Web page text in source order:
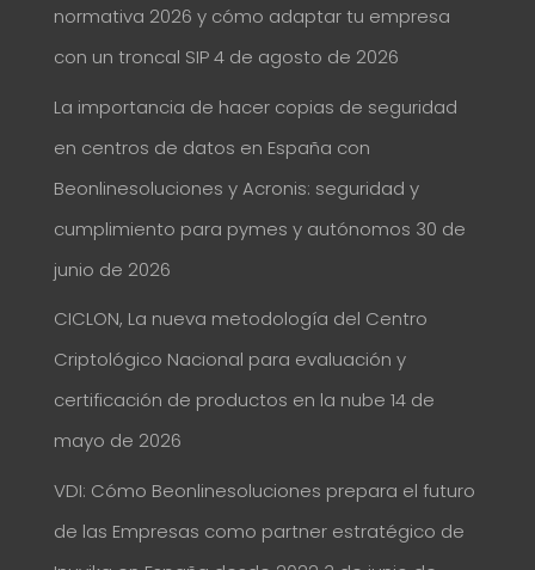
normativa 2026 y cómo adaptar tu empresa
con un troncal SIP 4 de agosto de 2026
La importancia de hacer copias de seguridad
en centros de datos en España con
Beonlinesoluciones y Acronis: seguridad y
cumplimiento para pymes y autónomos 30 de
junio de 2026
CICLON, La nueva metodología del Centro
Criptológico Nacional para evaluación y
certificación de productos en la nube 14 de
mayo de 2026
VDI: Cómo Beonlinesoluciones prepara el futuro
de las Empresas como partner estratégico de